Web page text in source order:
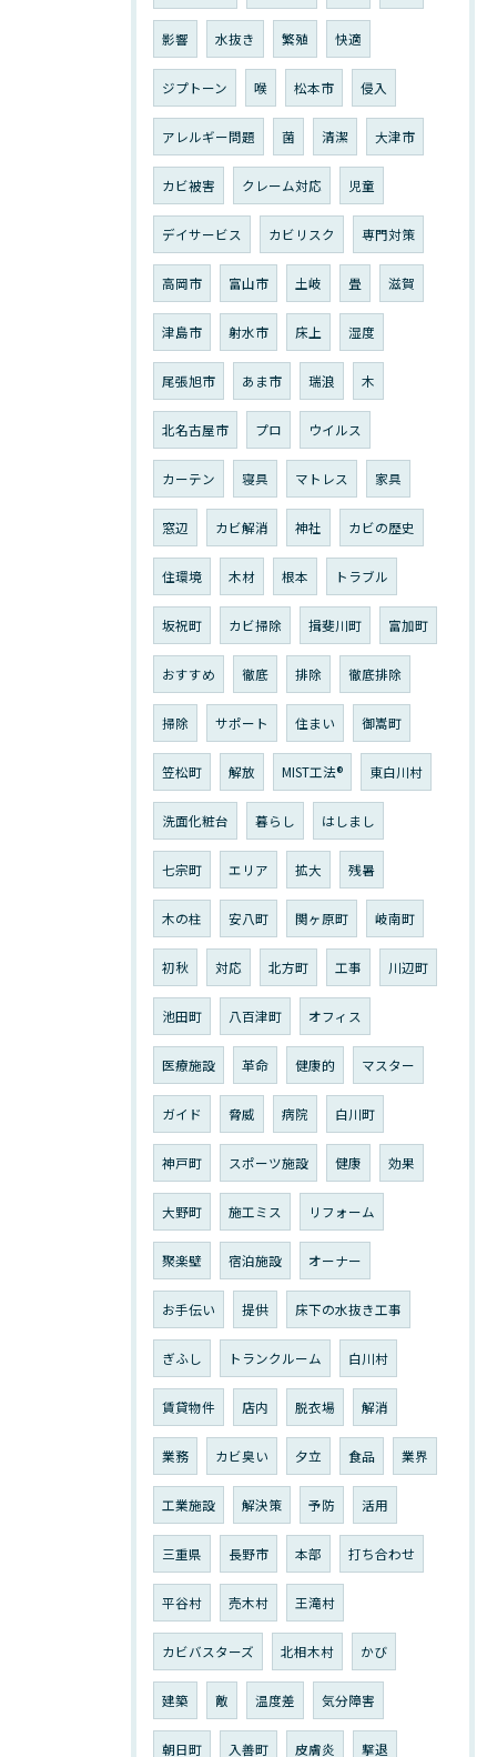
影響 水抜き 繁殖 快適
ジプトーン 喉 松本市 侵入
アレルギー問題 菌 清潔 大津市
カビ被害 クレーム対応 児童
デイサービス カビリスク 専門対策
高岡市 富山市 土岐 畳 滋賀
津島市 射水市 床上 湿度
尾張旭市 あま市 瑞浪 木
北名古屋市 プロ ウイルス
カーテン 寝具 マトレス 家具
窓辺 カビ解消 神社 カビの歴史
住環境 木材 根本 トラブル
坂祝町 カビ掃除 揖斐川町 富加町
おすすめ 徹底 排除 徹底排除
掃除 サポート 住まい 御嵩町
笠松町 解放 MIST工法®︎ 東白川村
洗面化粧台 暮らし はしまし
七宗町 エリア 拡大 残暑
木の柱 安八町 関ヶ原町 岐南町
初秋 対応 北方町 工事 川辺町
池田町 八百津町 オフィス
医療施設 革命 健康的 マスター
ガイド 脅威 病院 白川町
神戸町 スポーツ施設 健康 効果
大野町 施工ミス リフォーム
聚楽壁 宿泊施設 オーナー
お手伝い 提供 床下の水抜き工事
ぎふし トランクルーム 白川村
賃貸物件 店内 脱衣場 解消
業務 カビ臭い 夕立 食品 業界
工業施設 解決策 予防 活用
三重県 長野市 本部 打ち合わせ
平谷村 売木村 王滝村
カビバスターズ 北相木村 かび
建築 敵 温度差 気分障害
朝日町 入善町 皮膚炎 撃退